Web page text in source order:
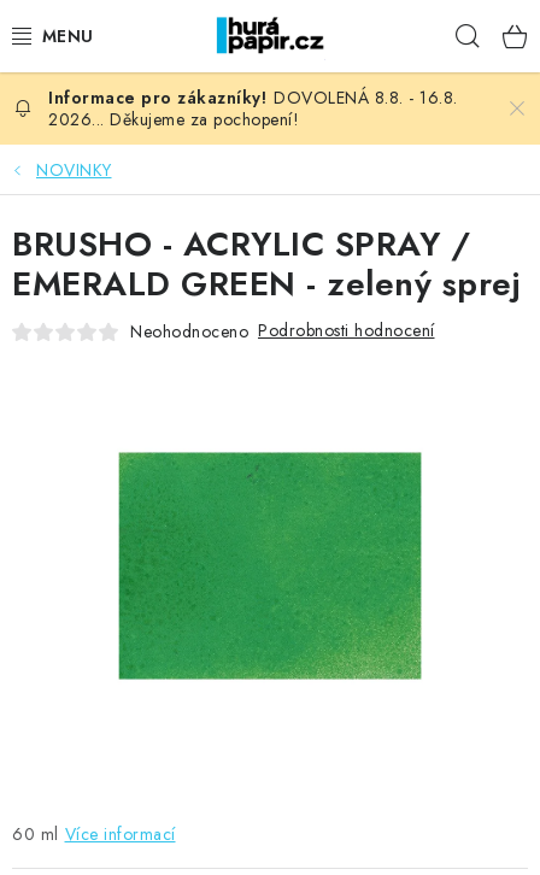
na
NOVINKY
HURÁ DÍLNA
VŠECHNO ZBOŽÍ
KNIHAŘSKÝ MATERIÁL
FOTORECENZE
MOJE OBJEDNÁVKA
Kontakty Moje objednávka
Oblíbené ♥️
DOVOLENÁ 8.8. - 16.8.
2026... Děkujeme za pochopení!
NOVINKY
60 ml Více informací
BRUSHO - ACRYLIC SPRAY /
EMERALD GREEN - zelený sprej
Neohodnoceno Podrobnosti hodnocení